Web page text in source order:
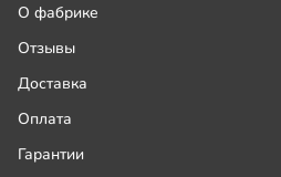
О фабрике
Отзывы
Доставка
Оплата
Гарантии